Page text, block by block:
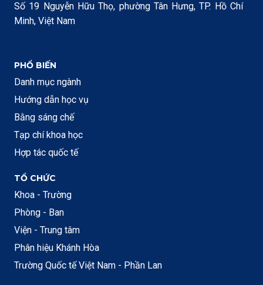
Số 19 Nguyễn Hữu Thọ, phường Tân Hưng, TP. Hồ Chí
Minh, Việt Nam
PHỔ BIẾN
Danh mục ngành
Hướng dẫn học vụ
Bằng sáng chế
Tạp chí khoa học
Hợp tác quốc tế
TỔ CHỨC
Khoa - Trường
Phòng - Ban
Viện - Trung tâm
Phân hiệu Khánh Hòa
Trường Quốc tế Việt Nam - Phần Lan